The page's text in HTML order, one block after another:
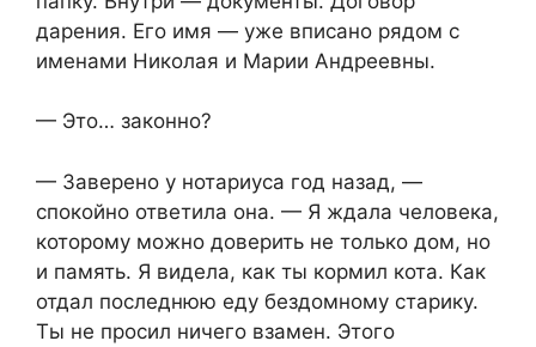
дарения. Его имя — уже вписано рядом с
именами Николая и Марии Андреевны.
— Это… законно?
— Заверено у нотариуса год назад, —
спокойно ответила она. — Я ждала человека,
которому можно доверить не только дом, но
и память. Я видела, как ты кормил кота. Как
отдал последнюю еду бездомному старику.
Ты не просил ничего взамен. Этого